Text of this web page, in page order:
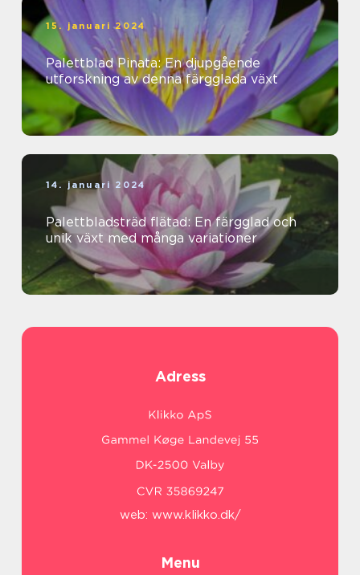
15. januari 2024
Palettblad Pinata: En djupgående
utforskning av denna färgglada växt
14. januari 2024
Palettbladsträd flätad: En färgglad och
unik växt med många variationer
Adress
web: www.klikko.dk/
Menu